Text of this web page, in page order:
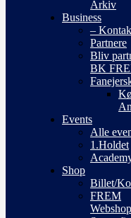
Arkiv
Business
–
Partnere
Bliv
BK
Events
Alle
1.Holdet
Shop
Billet/
FREM
Webshop